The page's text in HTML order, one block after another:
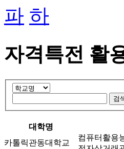
파 하
자격특전 활
대학명
카톨릭관동대학교
컴퓨터활용